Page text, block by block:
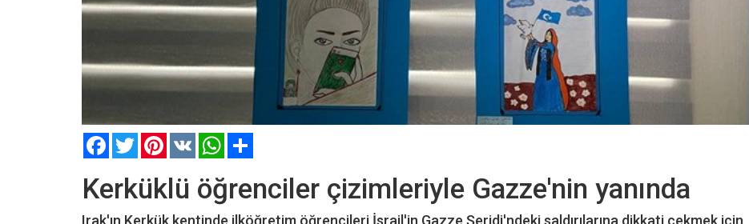
FacebookTwitterPinterest
VK WhatsApp
Kerküklü öğrenciler çizimleriyle Gazze'nin yanında
Irak'ın Kerkük kentinde ilköğretim öğrencileri İsrail'in Gazze Şeridi'ndeki saldırılarına dikkati çekmek için